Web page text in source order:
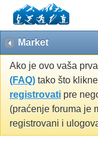
Market
Ako je ovo vaša
(FAQ) tako što
registrovati pre
(praćenje foruma je
registrovani i